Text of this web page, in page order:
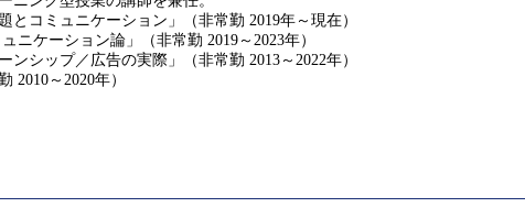
コミュニケーション」（非常勤 2019年～現在）
ケーション論」（非常勤 2019～2023年）
シップ／広告の実際」（非常勤 2013～2022年）
～2020年）